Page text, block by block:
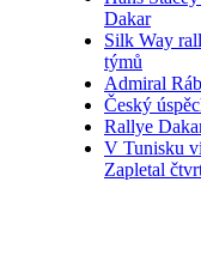
Dakar
Silk Way
týmů
Admiral
Český
Rallye
V Tunisku
Zapletal